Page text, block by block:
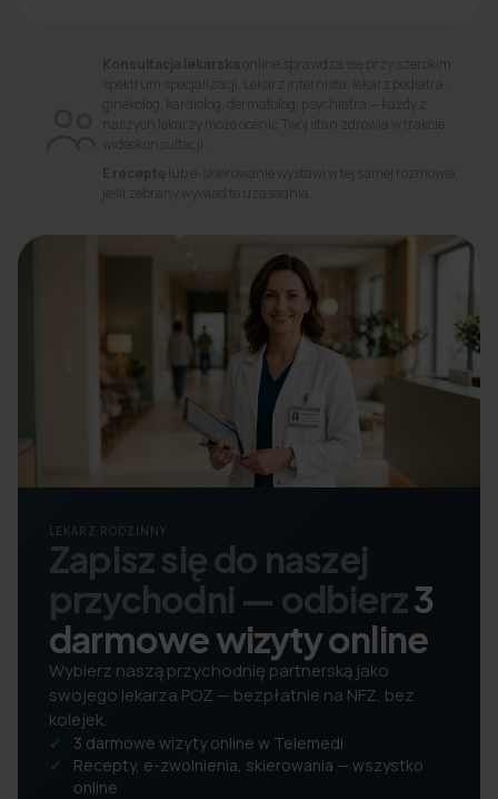
Konsultacja lekarskaonline sprawdza się przy szerokim
spektrum specjalizacji. Lekarz internista, lekarz pediatra,
ginekolog, kardiolog, dermatolog, psychiatra — każdy z
naszych lekarzy może ocenić Twój stan zdrowia w trakcie
wideokonsultacji.
E receptę lub e-skierowanie wystawi w tej samej rozmowie,
jeśli zebrany wywiad to uzasadnia.
LEKARZ RODZINNY
Zapisz się do naszej
przychodni — odbierz3
darmowe wizyty online
Wybierz naszą przychodnię partnerską jako
swojego lekarza POZ — bezpłatnie na NFZ, bez
kolejek.
3 darmowe wizyty online w Telemedi
Recepty, e-zwolnienia, skierowania — wszystko
online